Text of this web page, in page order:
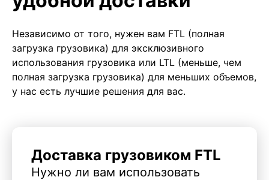
Независимо от того, нужен вам FTL (полная
загрузка грузовика) для эксклюзивного
использования грузовика или LTL (меньше, чем
полная загрузка грузовика) для меньших объемов,
у нас есть лучшие решения для вас.
Доставка грузовиком FTL
Нужно ли вам использовать